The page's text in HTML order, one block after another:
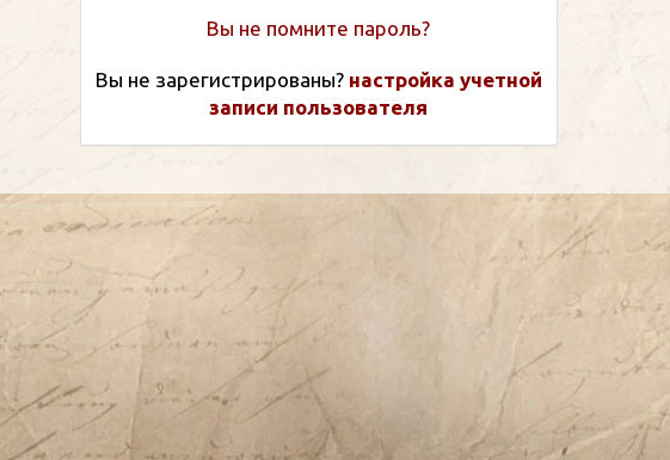
Вы не помните пароль?
Вы не зарегистрированы? настройка учетной
записи пользователя